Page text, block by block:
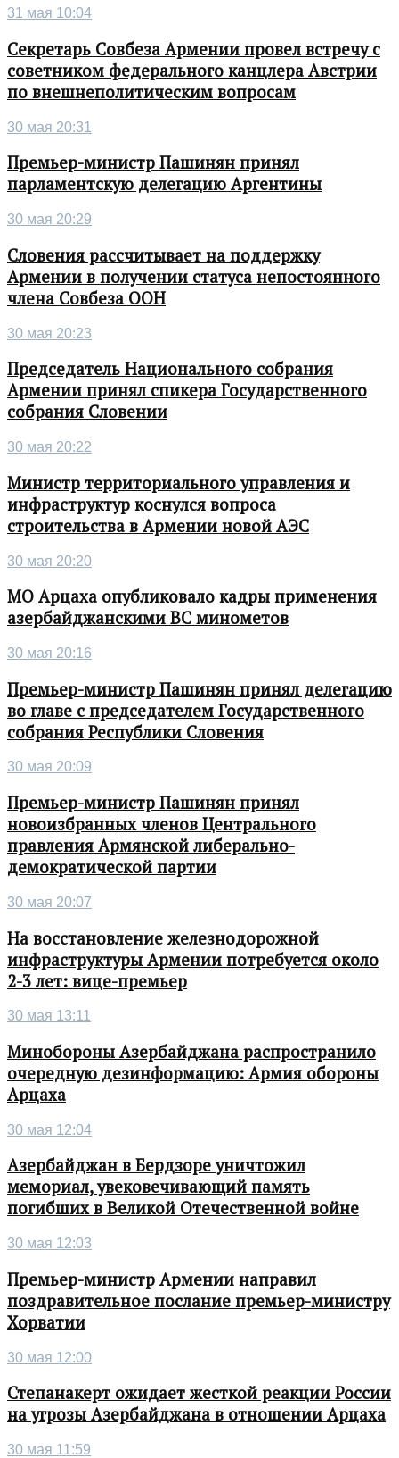
31 мая 10:04
Секретарь Совбеза Армении провел встречу с
советником федерального канцлера Австрии
по внешнеполитическим вопросам
30 мая 20:31
Премьер-министр Пашинян принял
парламентскую делегацию Аргентины
30 мая 20:29
Словения рассчитывает на поддержку
Армении в получении статуса непостоянного
члена Совбеза ООН
30 мая 20:23
Председатель Национального собрания
Армении принял спикера Государственного
собрания Словении
30 мая 20:22
Министр территориального управления и
инфраструктур коснулся вопроса
строительства в Армении новой АЭС
30 мая 20:20
МО Арцаха опубликовало кадры применения
азербайджанскими ВС минометов
30 мая 20:16
Премьер-министр Пашинян принял делегацию
во главе с председателем Государственного
собрания Республики Словения
30 мая 20:09
Премьер-министр Пашинян принял
новоизбранных членов Центрального
правления Армянской либерально-
демократической партии
30 мая 20:07
На восстановление железнодорожной
инфраструктуры Армении потребуется около
2-3 лет: вице-премьер
30 мая 13:11
Минобороны Азербайджана распространило
очередную дезинформацию: Армия обороны
Арцаха
30 мая 12:04
Азербайджан в Бердзоре уничтожил
мемориал, увековечивающий память
погибших в Великой Отечественной войне
30 мая 12:03
Премьер-министр Армении направил
поздравительное послание премьер-министру
Хорватии
30 мая 12:00
Степанакерт ожидает жесткой реакции России
на угрозы Азербайджана в отношении Арцаха
30 мая 11:59